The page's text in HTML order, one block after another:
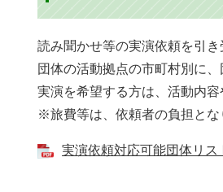
読み聞かせ等の実演依頼を引
団体の活動拠点の市町村別に
実演を希望する方は、活動内
※旅費等は、依頼者の負担とな
実演依頼対応可能団体リ